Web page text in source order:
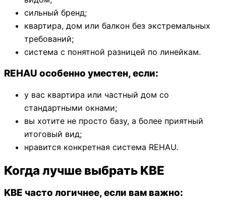
сильный бренд;
квартира, дом или балкон без экстремальных
требований;
система с понятной разницей по линейкам.
REHAU особенно уместен, если:
у вас квартира или частный дом со
стандартными окнами;
вы хотите не просто базу, а более приятный
итоговый вид;
нравится конкретная система REHAU.
Когда лучше выбрать KBE
KBE часто логичнее, если вам важно: